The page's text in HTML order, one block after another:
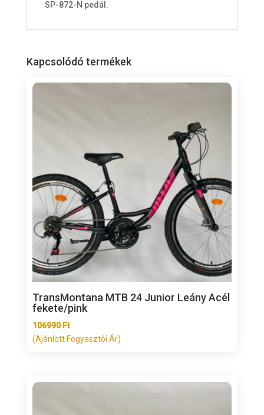
SP-872-N pedál.
Kapcsolódó termékek
TransMontana MTB 24 Junior Leány Acél
fekete/pink
106990 Ft
(Ajánlott Fogyasztói Ár)